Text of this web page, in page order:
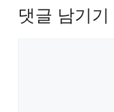
댓글 남기기